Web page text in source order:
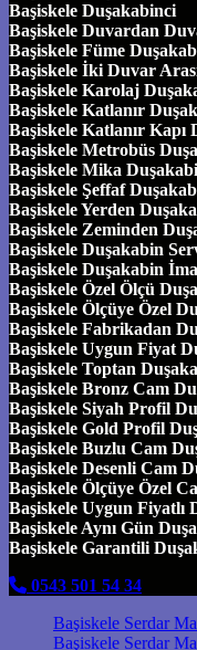
Başiskele Duşakabinci
Başiskele Duvardan
Başiskele Füme
Başiskele İki Duvar
Başiskele Karolaj
Başiskele Katlanır
Başiskele Katlanır Kapı
Başiskele Metrobüs
Başiskele Mika
Başiskele Şeffaf
Başiskele Yerden
Başiskele Zeminden
Başiskele Duşakabin
Başiskele Duşakabin
Başiskele Özel Ölçü
Başiskele Ölçüye Özel
Başiskele Fabrikadan
Başiskele Uygun Fiyat
Başiskele Toptan
Başiskele Bronz Cam
Başiskele Siyah Profil
Başiskele Gold Profil
Başiskele Buzlu Cam
Başiskele Desenli Cam
Başiskele Ölçüye Özel
Başiskele Uygun Fiyatlı
Başiskele Aynı Gün
Başiskele Garantili
0543 501 54 34
Başiskele Serdar
Başiskele Serdar